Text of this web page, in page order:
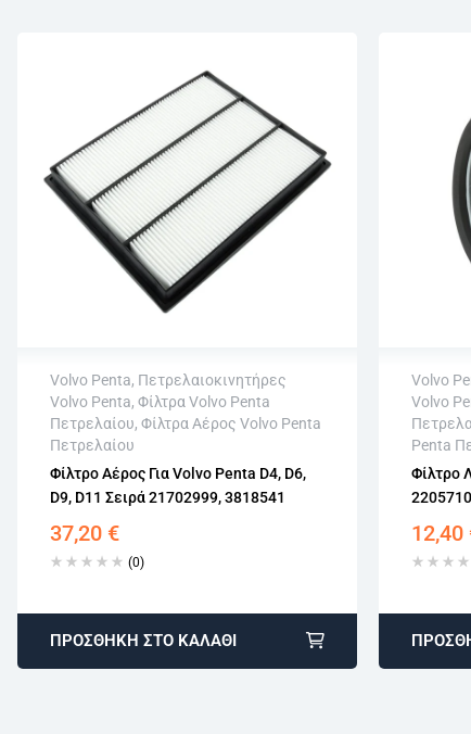
Volvo Penta, Πετρελαιοκινητήρες
Volvo Penta, Φίλτρα Volvo Penta
Πετρελαίου, Φίλτρα Αέρος Volvo Penta
Πετρελαίου
Φίλτρο Αέρος Για Volvo Penta D4, D6,
D9, D11 Σειρά 21702999, 3818541
37,20 €
(0)
Άμεση αποστολή
Επιστροφή εντός 15 εργάσιμων
ΠΡΟΣΘΉΚΗ ΣΤΟ ΚΑΛΆΘΙ
Volvo
Volvo
Penta
Φίλτρο
12,40